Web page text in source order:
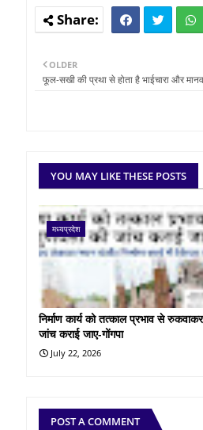
OLDER
फूल-सखी की प्रथा से होता है भाईचारा और
YOU MAY LIKE THESE POSTS
मध्यप्रदेश
निर्माण कार्य को तत्काल प्रभाव से
जांच कराई जाए-गोंगपा
July 22, 2026
POST A COMMENT